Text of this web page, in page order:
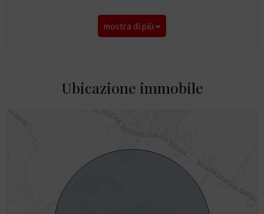
mostra di più
Ubicazione immobile